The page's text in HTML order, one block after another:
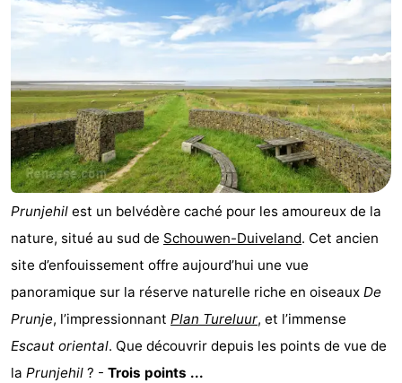
Haye
Rotterdam
Schouwen-
Duiveland
-
Renesse
-
Bruinisse
-
Nature
-
Prunjehil est un belvédère caché pour les amoureux de la
nature, situé au sud de Schouwen-Duiveland. Cet ancien
site d’enfouissement offre aujourd’hui une vue
panoramique sur la réserve naturelle riche en oiseaux De
Prunje, l’impressionnant Plan Tureluur, et l’immense
Escaut oriental. Que découvrir depuis les points de vue de
la Prunjehil ? - Trois points ...